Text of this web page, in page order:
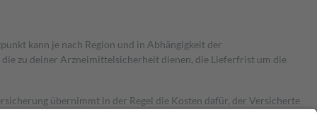
kann je nach Region und in Abhängigkeit der
zu deiner Arzneimittelsicherheit dienen, die Lieferfrist um die
übernimmt in der Regel die Kosten dafür, der Versicherte